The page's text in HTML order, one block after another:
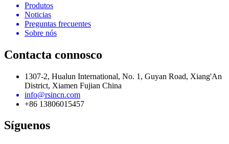
Produtos
Noticias
Preguntas frecuentes
Sobre nós
Contacta connosco
1307-2, Hualun International, No. 1, Guyan Road, Xiang'An
District, Xiamen Fujian China
info@rsincn.com
+86 13806015457
Síguenos